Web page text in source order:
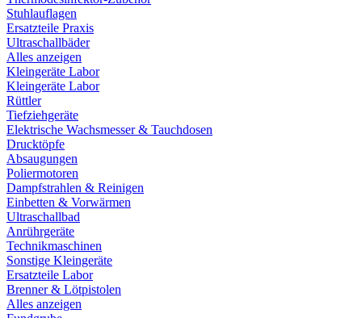
Stuhlauflagen
Ersatzteile Praxis
Ultraschallbäder
Alles anzeigen
Kleingeräte Labor
Kleingeräte Labor
Rüttler
Tiefziehgeräte
Elektrische Wachsmesser & Tauchdosen
Drucktöpfe
Absaugungen
Poliermotoren
Dampfstrahlen & Reinigen
Einbetten & Vorwärmen
Ultraschallbad
Anrührgeräte
Technikmaschinen
Sonstige Kleingeräte
Ersatzteile Labor
Brenner & Lötpistolen
Alles anzeigen